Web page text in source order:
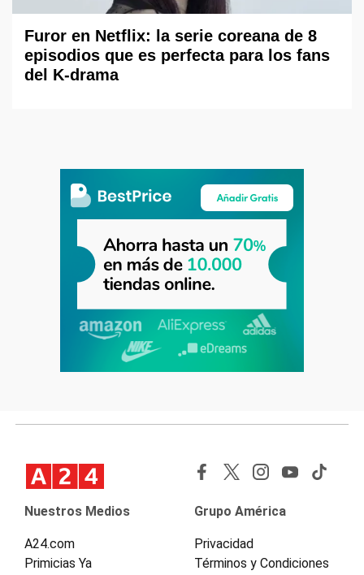
Furor en Netflix: la serie coreana de 8
episodios que es perfecta para los fans
del K-drama
Nuestros Medios
A24.com
Primicias Ya
Grupo América
Privacidad
Términos y Condiciones